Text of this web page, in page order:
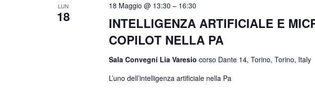
LUN
18
INTELLIGENZA ARTIFICIALE E
COPILOT NELLA PA
18 Maggio @ 13:30 – 16:30
Sala Convegni Lia Varesio corso Dante 14, Torino, Torino, Italy
L’uno dell’intelligenza artificiale nella Pa